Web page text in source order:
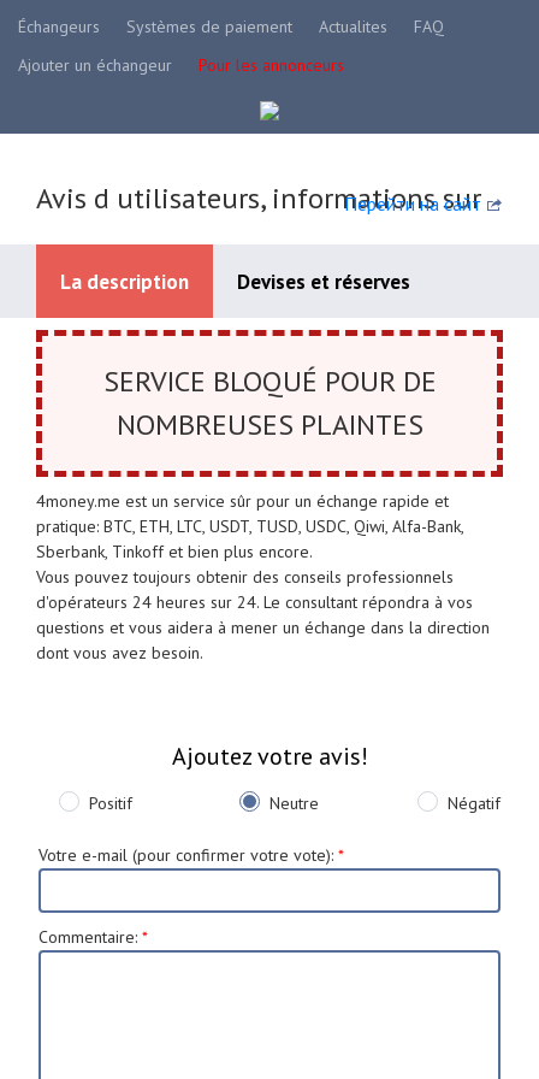
Échangeurs Systèmes de paiement Actualites
FAQ
Ajouter un échangeur
Pour les annonceurs
Перейти на сайт
Avis d utilisateurs, informations sur
La description Devises et réserves
SERVICE BLOQUÉ POUR DE
NOMBREUSES PLAINTES
4money.me est un service sûr pour un échange rapide et
pratique: BTC, ETH, LTC, USDT, TUSD, USDC, Qiwi, Alfa-Bank,
Sberbank, Tinkoff et bien plus encore.
Vous pouvez toujours obtenir des conseils professionnels
d'opérateurs 24 heures sur 24. Le consultant répondra à vos
questions et vous aidera à mener un échange dans la direction
dont vous avez besoin.
Ajoutez votre avis!
Positif Neutre Négatif
Votre e-mail (pour confirmer votre vote): *
Commentaire: *